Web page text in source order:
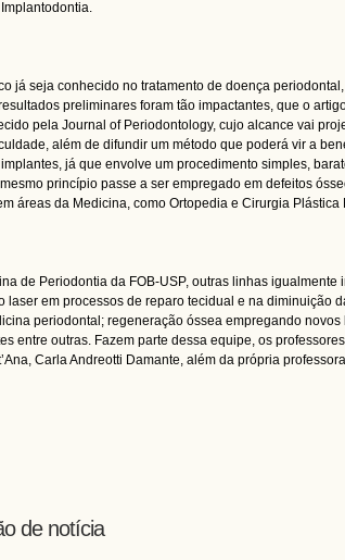
já seja conhecido no tratamento de doença
preliminares foram tão impactantes, que o
pela Journal of Periodontology, cujo alcance vai
além de difundir um método que poderá vir a
já que envolve um procedimento simples,
princípio passe a ser empregado em defeitos
áreas da Medicina, como Ortopedia e Cirurgia Plástica
de Periodontia da FOB-USP, outras linhas igualmente
laser em processos de reparo tecidual e na diminuição
periodontal; regeneração óssea empregando
entre outras. Fazem parte dessa equipe, os
Carla Andreotti Damante, além da própria
de notícia